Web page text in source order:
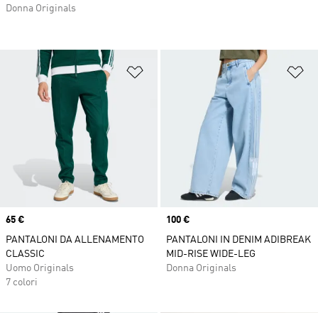
Aggiungi alla lista dei desideri
Price
65 €
PANTALONI DA ALLENAMENTO
CLASSIC
Uomo Originals
7 colori
Price
100 €
PANTALONI IN DENIM ADIBREAK
MID-RISE WIDE-LEG
Donna Originals
Donna Originals